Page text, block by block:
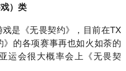
）类
是《无畏契约》，目前在TX
的各项赛事再也如火如荼的
运会很大概率会上《无畏契